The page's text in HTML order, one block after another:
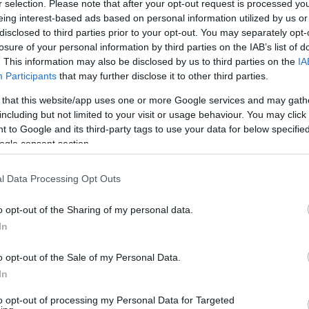
selection. Please note that after your opt-out request is processed
interest-based ads based on personal information utilized by us
to third parties prior to your opt-out. You may separately
of your personal information by third parties on the IAB’s list of
This information may also be disclosed by us to third parties on the
Participants that may further disclose it to other third parties.
that this website/app uses one or more Google services and may
but not limited to your visit or usage behaviour. You may
to Google and its third-party tags to use your data for below
consent section.
Data Processing Opt Outs
opt-out of the Sharing of my personal data.
opt-out of the Sale of my Personal Data.
opt-out of processing my Personal Data for Targeted
csak szavakkal, hanem végre igazi tettel is
a Magyar Aranylabda Közönségszavazást!
jelentkezünk!
GYŐZTESEI
BSC)
BSC)
BSC)
BSC)
Bremen)